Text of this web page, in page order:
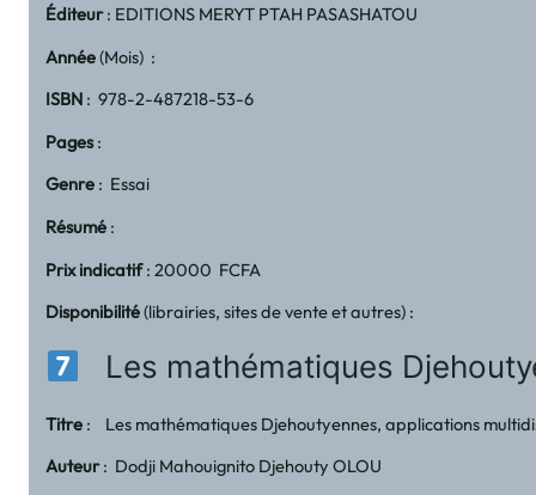
Éditeur: EDITIONS MERYT PTAH PASASHATOU
Année(Mois) :
ISBN : 978-2-487218-53-6
Pages:
Genre : Essai
Résumé :
Prix indicatif: 20000 FCFA
Disponibilité(librairies, sites de vente et autres) :
Les mathématiques
Titre : Les mathématiques Djehoutyennes, applications
Auteur: Dodji Mahouignito Djehouty OLOU